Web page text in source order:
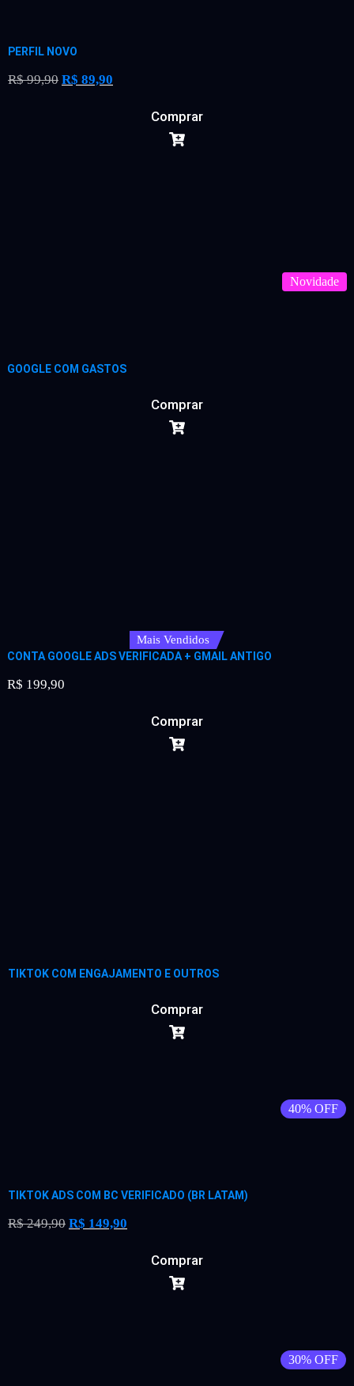
PERFIL NOVO
R$99,90 R$ 89,90
Comprar
Novidade
GOOGLE COM GASTOS
Comprar
Mais Vendidos
CONTA GOOGLE ADS VERIFICADA + GMAIL ANTIGO
R$ 199,90
Comprar
TIKTOK COM ENGAJAMENTO E OUTROS
Comprar
40% OFF
TIKTOK ADS COM BC VERIFICADO (BR LATAM)
R$249,90 R$ 149,90
Comprar
30% OFF